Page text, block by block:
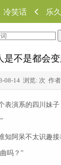
冷笑话 乐
是不是都会
08-14 浏览: 次 作
演系的四川妹子
阿呆不太识趣接
吗？”